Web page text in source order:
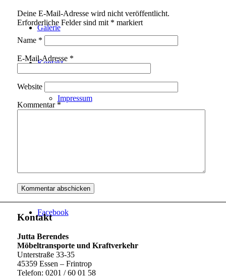
Galerie
Kontakt
Impressum
Facebook
Deine E-Mail-Adresse wird nicht veröffentlicht.
Erforderliche Felder sind mit * markiert
Name *
E-Mail-Adresse *
Website
Kommentar*
Kontakt
Jutta Berendes
Möbeltransporte und Kraftverkehr
Unterstraße 33-35
45359 Essen – Frintrop
Telefon: 0201 / 60 01 58